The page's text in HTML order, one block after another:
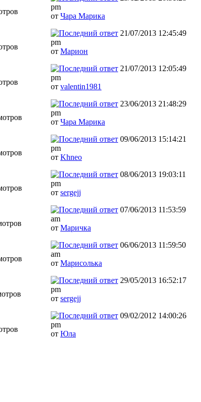
pm
от Чара Марика
21/07/2013 12:45:49
pm
от Марион
21/07/2013 12:05:49
pm
от valentin1981
23/06/2013 21:48:29
pm
от Чара Марика
09/06/2013 15:14:21
pm
от Khneo
08/06/2013 19:03:11
pm
от sergejj
07/06/2013 11:53:59
am
от Маричка
06/06/2013 11:59:50
am
от Марисолька
29/05/2013 16:52:17
pm
от sergejj
09/02/2012 14:00:26
pm
от Юла